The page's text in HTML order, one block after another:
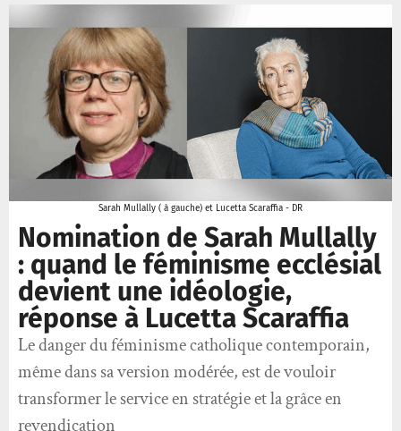
Sarah Mullally ( à gauche) et Lucetta Scaraffia - DR
Nomination de Sarah Mullally
: quand le féminisme ecclésial
devient une idéologie,
réponse à Lucetta Scaraffia
Le danger du féminisme catholique contemporain,
même dans sa version modérée, est de vouloir
transformer le service en stratégie et la grâce en
revendication